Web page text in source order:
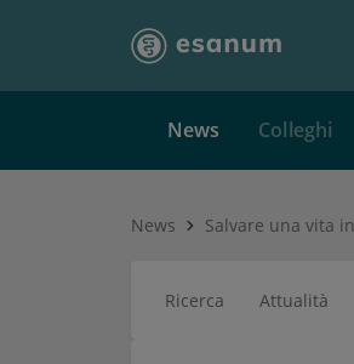
News Colleghi
News Salvare una vita
Ricerca Attualità